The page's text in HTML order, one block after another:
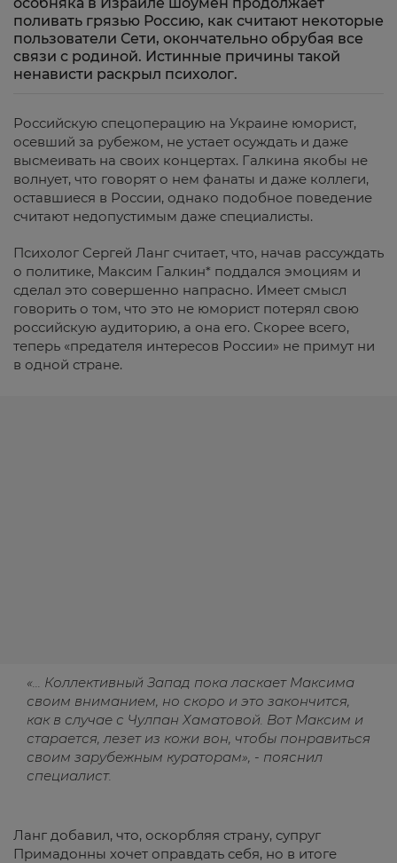
поливать грязью Россию, как считают некоторые
пользователи Сети, окончательно обрубая все
связи с родиной. Истинные причины такой
ненависти раскрыл психолог.
Российскую спецоперацию на Украине юморист,
осевший за рубежом, не устает осуждать и даже
высмеивать на своих концертах. Галкина якобы не
волнует, что говорят о нем фанаты и даже коллеги,
оставшиеся в России, однако подобное поведение
считают недопустимым даже специалисты.
Психолог Сергей Ланг считает, что, начав рассуждать
о политике, Максим Галкин* поддался эмоциям и
сделал это совершенно напрасно. Имеет смысл
говорить о том, что это не юморист потерял свою
российскую аудиторию, а она его. Скорее всего,
теперь «предателя интересов России» не примут ни
в одной стране.
«... Коллективный Запад пока ласкает Максима
своим вниманием, но скоро и это закончится,
как в случае с Чулпан Хаматовой. Вот Максим и
старается, лезет из кожи вон, чтобы понравиться
своим зарубежным кураторам», - пояснил
специалист.
Ланг добавил, что, оскорбляя страну, супруг
Примадонны хочет оправдать себя, но в итоге